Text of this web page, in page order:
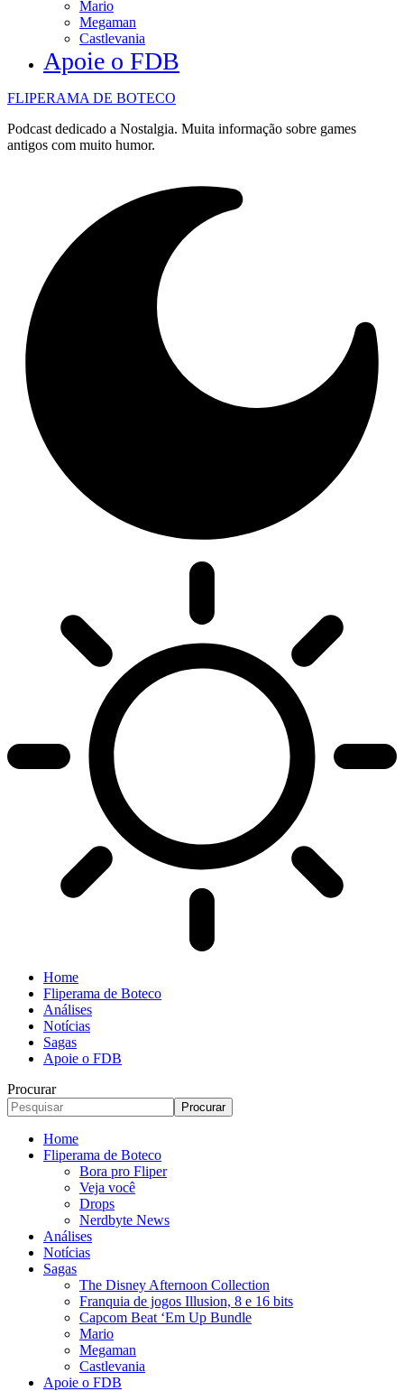
Mario
Megaman
Castlevania
Apoie o FDB
FLIPERAMA DE BOTECO
Podcast dedicado a Nostalgia. Muita informação sobre games
antigos com muito humor.
Home
Fliperama de Boteco
Análises
Notícias
Sagas
Apoie o FDB
Procurar
Home
Fliperama de Boteco
Bora pro Fliper
Veja você
Drops
Nerdbyte News
Análises
Notícias
Sagas
The Disney Afternoon Collection
Franquia de jogos Illusion, 8 e 16 bits
Capcom Beat ‘Em Up Bundle
Mario
Megaman
Castlevania
Apoie o FDB